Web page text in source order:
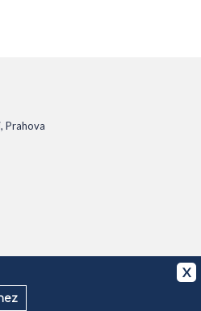
X
Prahova